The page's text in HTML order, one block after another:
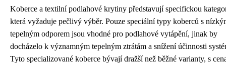
Koberce a textilní podlahové krytiny představují specifickou
která vyžaduje pečlivý výběr. Pouze speciální typy koberců s
tepelným odporem jsou vhodné pro podlahové vytápění, jinak by
docházelo k významným tepelným ztrátám a snížení účinnosti
Tyto specializované koberce bývají dražší než běžné varianty, s